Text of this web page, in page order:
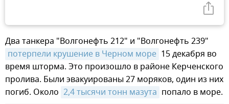
Два танкера "Волгонефть 212" и "Волгонефть 239"
потерпели крушение в Черном море 15 декабря во
время шторма. Это произошло в районе Керченского
пролива. Были эвакуированы 27 моряков, один из них
погиб. Около 2,4 тысячи тонн мазута попало в море.